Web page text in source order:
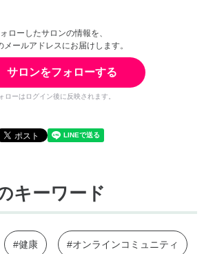
ローしたサロンの情報を、
メールアドレスにお届けします。
サロンをフォローする
ローはログイン後に反映されます。
キーワード
#健康 #オンラインコミュニティ